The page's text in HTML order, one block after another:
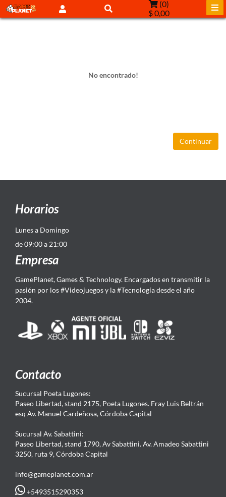
(0)
$ 0,00
No encontrado!
Continuar
Horarios
Lunes a Domingo
de 09:00 a 21:00
Empresa
GamePlanet, Games & Technology. Encargados en transmitir la
pasión por los #Videojuegos y la #Tecnología desde el año
2004.
Contacto
Sucursal Poeta Lugones:
Paseo Libertad, stand 2175, Poeta Lugones. Fray Luis Beltrán
esq Av. Manuel Cardeñosa, Córdoba Capital
Sucursal Av. Sabattini:
Paseo Libertad, stand 1790, Av Sabattini. Av. Amadeo Sabattini
3250, ruta 9, Córdoba Capital
info@gameplanet.com.ar
+5493515290353